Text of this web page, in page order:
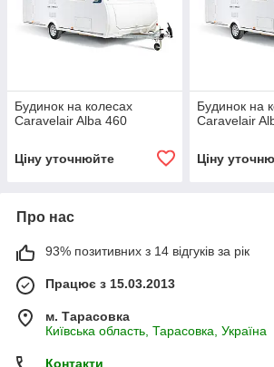
Будинок на колесах
Caravelair Alba 460
Ціну уточнюйте
Будинок на
Caravelair
Ціну
Про нас
93% позитивних з 14 відгуків за рік
Працює з 15.03.2013
м. Тарасовка
Київська область, Тарасовка, Україна
Контакти